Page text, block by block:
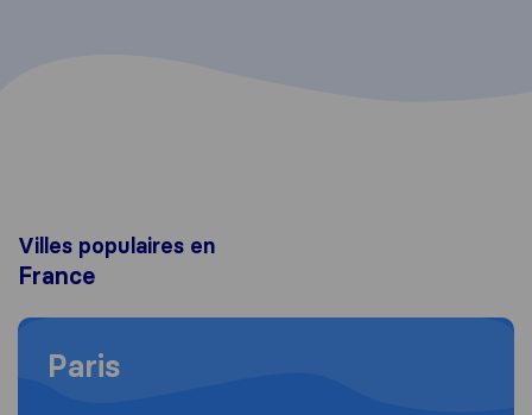
Villes populaires en
France
Moving to Paris
Paris